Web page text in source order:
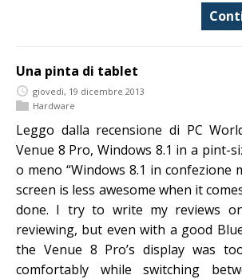
Una pinta di tablet
giovedì, 19 dicembre 2013
Hardware
Leggo dalla recensione di PC
Venue 8 Pro, Windows 8.1 in a pint-
o meno “Windows 8.1 in confezione
screen is less awesome when it
done. I try to write my reviews
reviewing, but even with a good
the Venue 8 Pro’s display was
comfortably while switching